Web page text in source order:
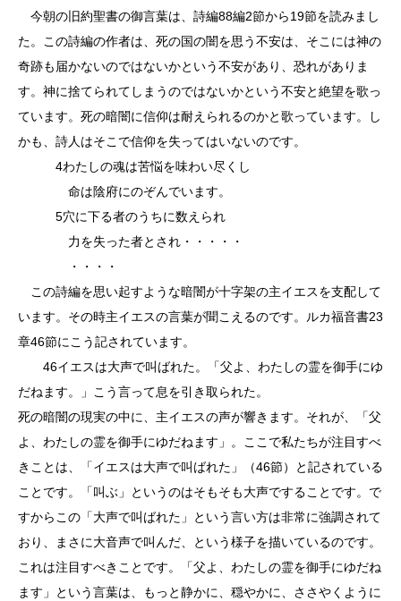
今朝の旧約聖書の御言葉は、詩編88編2節から19節を読みまし
た。この詩編の作者は、死の国の闇を思う不安は、そこには神の
奇跡も届かないのではないかという不安があり、恐れがありま
す。神に捨てられてしまうのではないかという不安と絶望を歌っ
ています。死の暗闇に信仰は耐えられるのかと歌っています。し
かも、詩人はそこで信仰を失ってはいないのです。
4わたしの魂は苦悩を味わい尽くし
命は陰府にのぞんでいます。
5穴に下る者のうちに数えられ
力を失った者とされ・・・・・
・・・・
この詩編を思い起すような暗闇が十字架の主イエスを支配して
います。その時主イエスの言葉が聞こえるのです。ルカ福音書23
章46節にこう記されています。
46イエスは大声で叫ばれた。「父よ、わたしの霊を御手にゆ
だねます。」こう言って息を引き取られた。
死の暗闇の現実の中に、主イエスの声が響きます。それが、「父
よ、わたしの霊を御手にゆだねます」。ここで私たちが注目すべ
きことは、「イエスは大声で叫ばれた」（46節）と記されている
ことです。「叫ぶ」というのはそもそも大声ですることです。で
すからこの「大声で叫ばれた」という言い方は非常に強調されて
おり、まさに大音声で叫んだ、という様子を描いているのです。
これは注目すべきことです。「父よ、わたしの霊を御手にゆだね
ます」という言葉は、もっと静かに、穏やかに、ささやくように